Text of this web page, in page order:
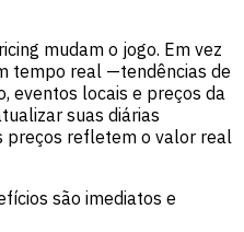
mudam o jogo. Em vez
tempo real —tendências de
eventos locais e preços da
suas diárias
preços refletem o valor real
são imediatos e